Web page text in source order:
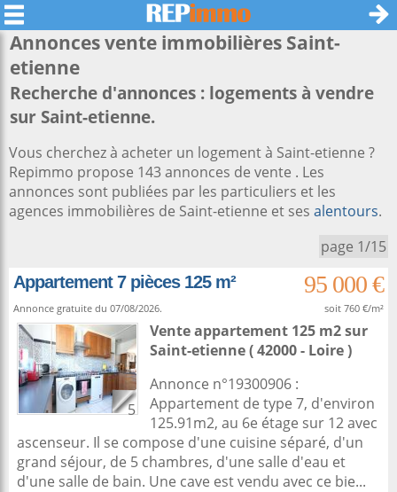
Annonces vente immobilières Saint-
etienne
Recherche d'annonces : logements à vendre
sur Saint-etienne.
Vous cherchez à acheter un logement à Saint-etienne ?
Repimmo propose 143 annonces de vente . Les
annonces sont publiées par les particuliers et les
agences immobilières de Saint-etienne et ses alentours.
page 1/15
Appartement 7 pièces 125 m²
95 000 €
Annonce gratuite du 07/08/2026. soit 760 €/m²
5
Vente appartement 125 m2sur
Saint-etienne( 42000 - Loire )
Annonce n°19300906 :
Appartement de type 7, d'environ
125.91m2, au 6e étage sur 12 avec
ascenseur. Il se compose d'une cuisine séparé, d'un
grand séjour, de 5 chambres, d'une salle d'eau et
d'une salle de bain. Une cave est vendu avec ce bie...